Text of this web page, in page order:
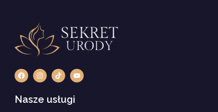
Nasze usługi